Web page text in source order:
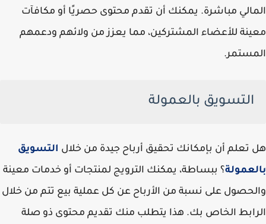
المالي مباشرة. يمكنك أن تقدم محتوى حصريًا أو مكافآت
معينة للأعضاء المشتركين، مما يعزز من ولائهم ودعمهم
المستمر.
التسويق بالعمولة
هل تعلم أن بإمكانك تحقيق أرباح جيدة من خلال التسويق
بالعمولة؟ ببساطة، يمكنك الترويج لمنتجات أو خدمات معينة
والحصول على نسبة من الأرباح عن كل عملية بيع تتم من خلال
الرابط الخاص بك. هذا يتطلب منك تقديم محتوى ذو صلة